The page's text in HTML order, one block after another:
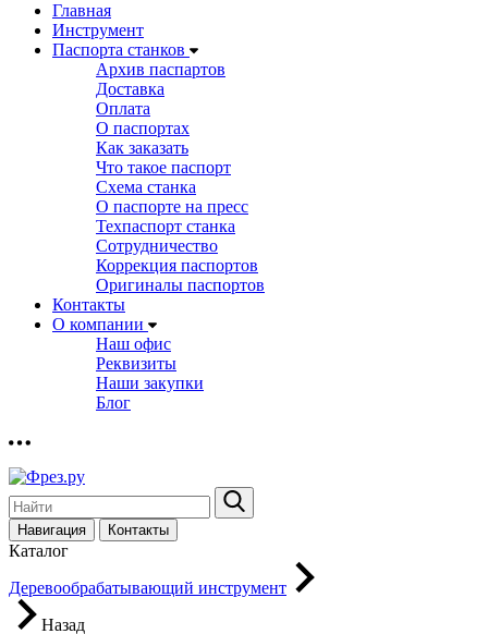
Главная
Инструмент
Паспорта станков
Архив паспартов
Доставка
Оплата
О паспортах
Как заказать
Что такое паспорт
Схема станка
О паспорте на пресс
Техпаспорт станка
Сотрудничество
Коррекция паспортов
Оригиналы паспортов
Контакты
О компании
Наш офис
Реквизиты
Наши закупки
Блог
Навигация Контакты
Каталог
Деревообрабатывающий инструмент
Назад